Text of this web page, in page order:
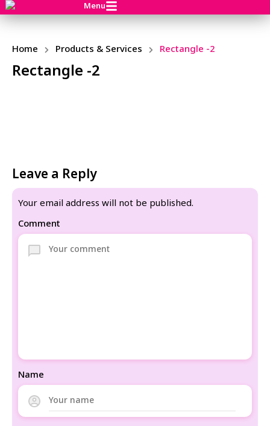
Menu
Home Products & Services Rectangle -2
Rectangle -2
Leave a Reply
Your email address will not be published.
Comment
Name